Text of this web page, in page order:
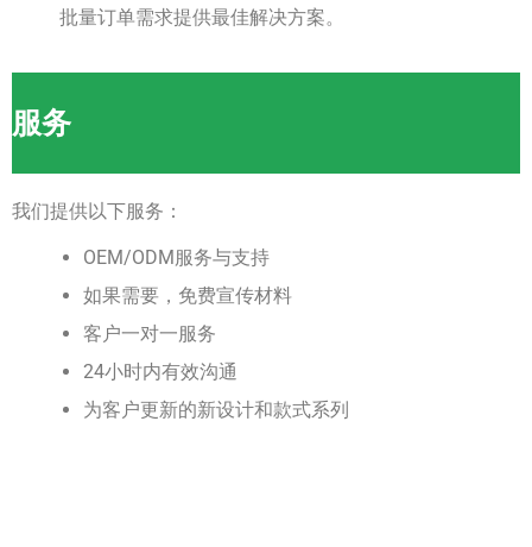
批量订单需求提供最佳解决方案。
服务
我们提供以下服务：
OEM/ODM服务与支持
如果需要，免费宣传材料
客户一对一服务
24小时内有效沟通
为客户更新的新设计和款式系列